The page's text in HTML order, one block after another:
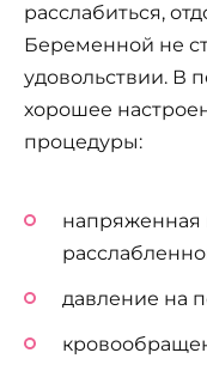
расслабиться,
Беременной не
удовольствии. В
хорошее
процедуры:
напряженная
давление на